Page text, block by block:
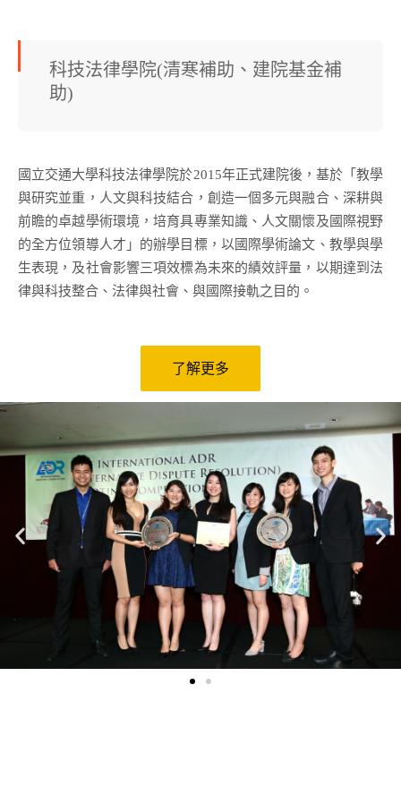
科技法律學院(清寒補助、建院基金補
助)
國立交通大學科技法律學院於2015年正式建院後，基於「教學
與研究並重，人文與科技結合，創造一個多元與融合、深耕與
前瞻的卓越學術環境，培育具專業知識、人文關懷及國際視野
的全方位領導人才」的辦學目標，以國際學術論文、教學與學
生表現，及社會影響三項效標為未來的績效評量，以期達到法
律與科技整合、法律與社會、與國際接軌之目的。
了解更多